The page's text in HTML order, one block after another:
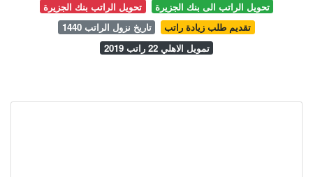
تحويل الراتب بنك الجزيرة
تحويل الراتب الى بنك الجزيرة
تاريخ نزول الراتب 1440
تقديم طلب زيادة راتب
تمويل الاهلي 22 راتب 2019